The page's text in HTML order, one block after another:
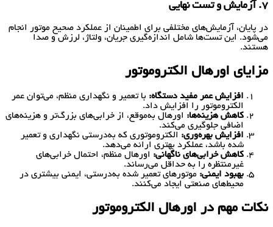
7. آزمایش و تست نهایی
در پایان، آزمایش‌های مختلفی برای اطمینان از عملکرد صحیح موتور انجام
می‌شود. این تست‌ها شامل اندازه‌گیری جریان، ولتاژ، لرزش و صدا
هستند.
مزایای اورهال الکتروموتور
افزایش عمر مفید دستگاه: با تعمیر و نگهداری منظم، می‌توان عمر
الکتروموتور را افزایش داد.
کاهش هزینه‌ها: اورهال به‌موقع، از خرابی‌های بزرگ‌تر و هزینه‌های
اضافی جلوگیری می‌کند.
افزایش بهره‌وری: الکتروموتوری که به‌درستی نگهداری و تعمیر
شده باشد، عملکرد بهتری ارائه می‌دهد.
کاهش خرابی‌های ناگهانی: اورهال منظم، احتمال خرابی‌های
غیرمنتظره را به حداقل می‌رساند.
بهبود ایمنی: موتورهای تعمیر شده به‌درستی، ایمنی بیشتری در
محیط‌های صنعتی ایجاد می‌کنند.
نکات مهم در اورهال الکتروموتور